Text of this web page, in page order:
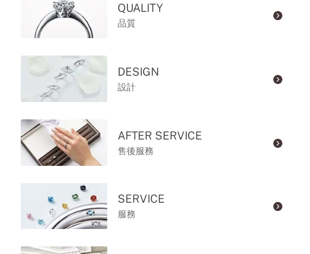
QUALITY
品質
DESIGN
設計
AFTER SERVICE
售後服務
SERVICE
服務